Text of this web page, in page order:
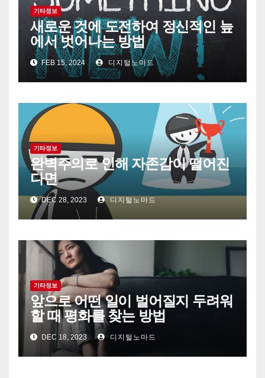
기타정보
새로운 것에 도전하여 정신적인 늪
에서 벗어나는 방법
FEB 15, 2024 디지털노마드
기타정보
완벽주의로 인해 자존감이 떨어진
다면
DEC 28, 2023 디지털노마드
기타정보
앞으로 어떤 일이 벌어질지 두려워
할 때 평화를 찾는 방법
DEC 18, 2023 디지털노마드